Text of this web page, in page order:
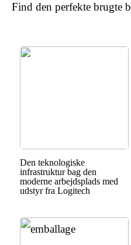
Find den perfekte brugte
Den teknologiske
infrastruktur bag den
moderne arbejdsplads med
udstyr fra Logitech